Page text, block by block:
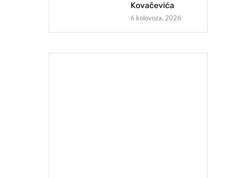
Kovačevića
6 kolovoza, 2026